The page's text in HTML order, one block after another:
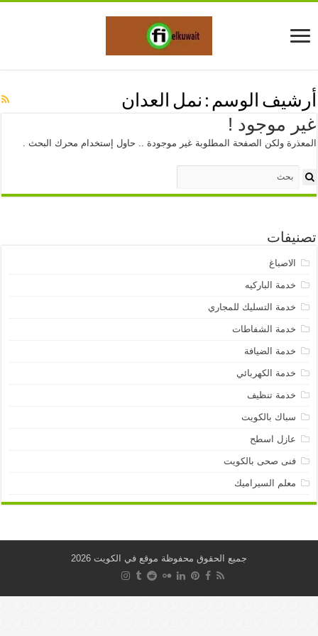
أرشيف الوسم : نمل العدان
غير موجود !
المعذرة ولكن الصفحة المطلوبة غير موجودة .. حاول إستخدام محرك البحث .
تصنيفات
الاصباغ
خدمة الباركيه
خدمة التسليك للمجاري
خدمة الشفاطات
خدمة الضيافة
خدمة الكهربائي
خدمة تنظيف
سباك بالكويت
عازل اسطح
فنى صحى بالكويت
معلم السيراميك
جميع الحقوق محفوظة موقع في الكويت 2026